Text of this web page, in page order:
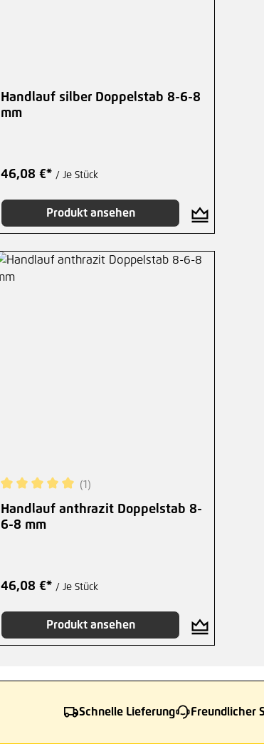
Handlauf silber Doppelstab 8-6-8
mm
46,08 €* / Je Stück
Produkt ansehen
Durchschnittliche Bewertung von 5 von 5 Sternen
(1)
Handlauf anthrazit Doppelstab 8-
6-8 mm
46,08 €* / Je Stück
Produkt ansehen
Schnelle Lieferung Freundlicher